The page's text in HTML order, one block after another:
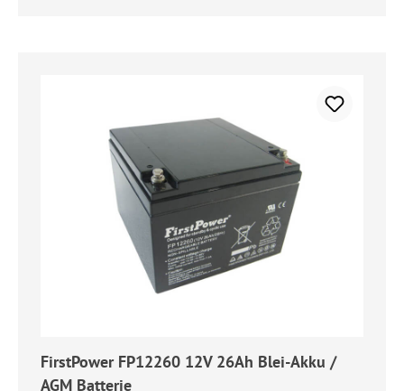
FirstPower FP12260 12V 26Ah Blei-Akku /
AGM Batterie